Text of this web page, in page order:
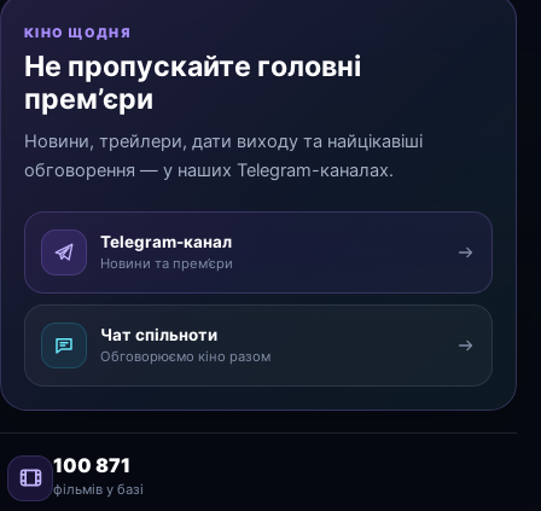
КІНО ЩОДНЯ
Не пропускайте головні
прем’єри
Новини, трейлери, дати виходу та найцікавіші
обговорення — у наших Telegram-каналах.
Telegram-канал
Новини та прем’єри
Чат спільноти
Обговорюємо кіно разом
100 871
фільмів у базі